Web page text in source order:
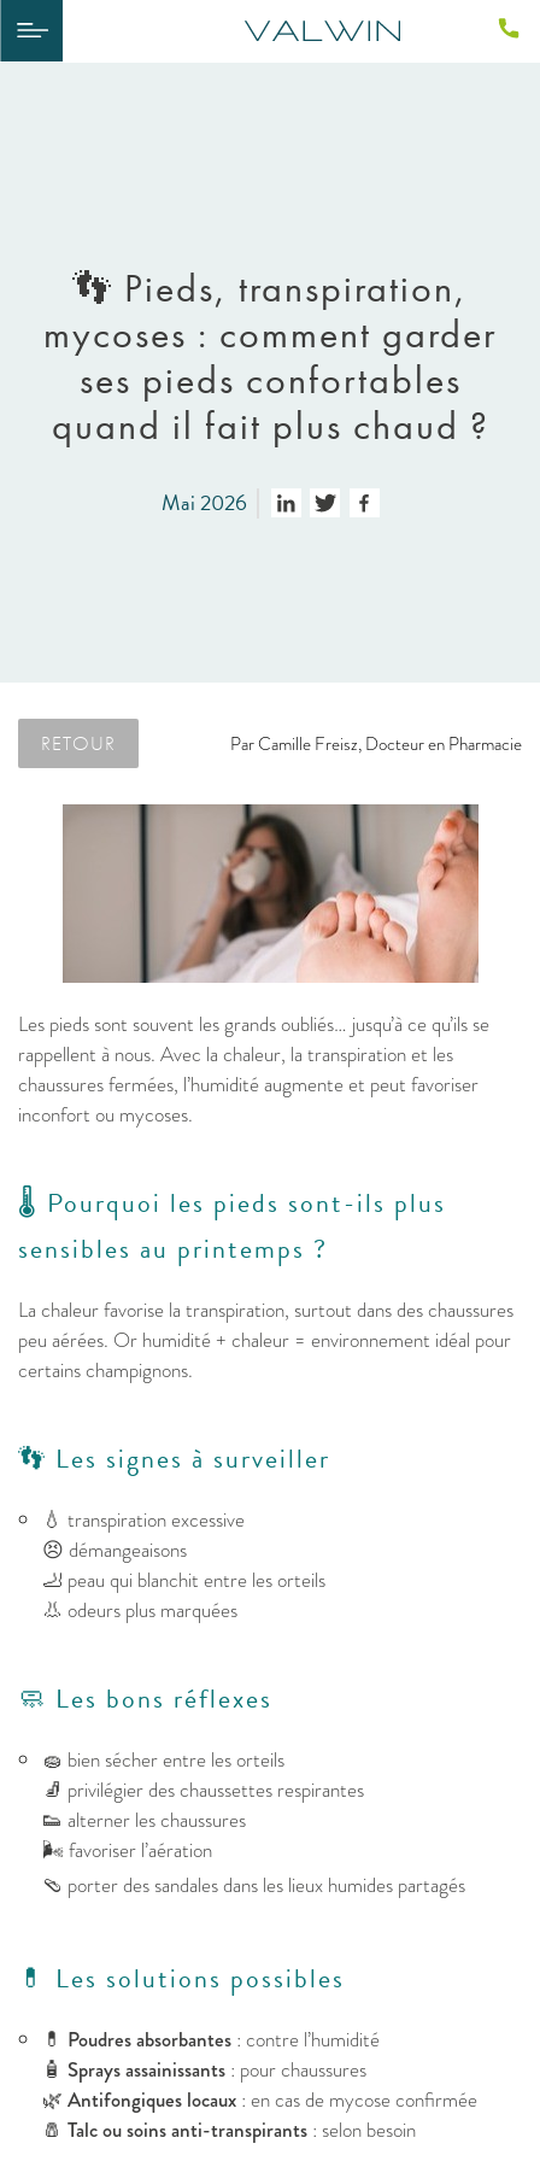
👣 Pieds, transpiration,
mycoses : comment garder
ses pieds confortables
quand il fait plus chaud ?
Mai 2026
RETOUR ParCamille Freisz, Docteur en Pharmacie
Les pieds sont souvent les grands oubliés… jusqu’à ce qu’ils se
rappellent à nous. Avec la chaleur, la transpiration et les
chaussures fermées, l’humidité augmente et peut favoriser
inconfort ou mycoses.
🌡️ Pourquoi les pieds sont-ils plus
sensibles au printemps ?
La chaleur favorise la transpiration, surtout dans des chaussures
peu aérées. Or humidité + chaleur = environnement idéal pour
certains champignons.
👣 Les signes à surveiller
💧 transpiration excessive
😣 démangeaisons
🦶 peau qui blanchit entre les orteils
👃 odeurs plus marquées
🧼 Les bons réflexes
🧽 bien sécher entre les orteils
🧦 privilégier des chaussettes respirantes
👟 alterner les chaussures
🌬️ favoriser l’aération
🩴 porter des sandales dans les lieux humides partagés
💊 Les solutions possibles
💊 Poudres absorbantes : contre l’humidité
🧴 Sprays assainissants : pour chaussures
🌿 Antifongiques locaux : en cas de mycose confirmée
🧂 Talc ou soins anti-transpirants : selon besoin